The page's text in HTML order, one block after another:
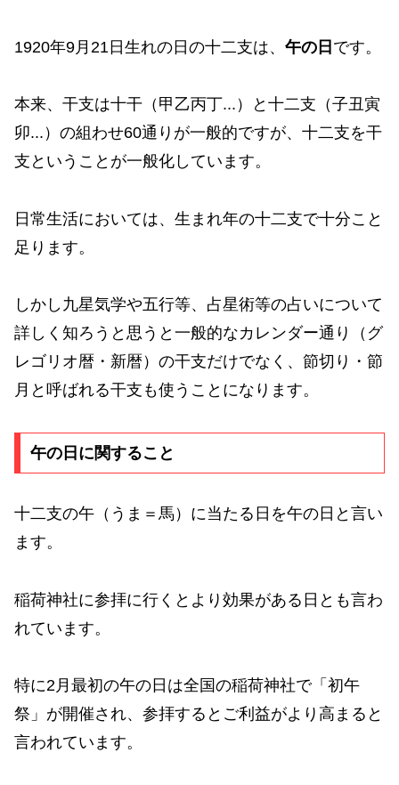
1920年9月21日生れの日の十二支は、 午の日 です。
本来、干支は十干（甲乙丙丁...）と十二支（子丑寅
卯...）の組わせ60通りが一般的ですが、十二支を干
支ということが一般化しています。
日常生活においては、生まれ年の十二支で十分こと
足ります。
しかし九星気学や五行等、占星術等の占いについて
詳しく知ろうと思うと一般的なカレンダー通り（グ
レゴリオ暦・新暦）の干支だけでなく、節切り・節
月と呼ばれる干支も使うことになります。
午の日に関すること
十二支の午（うま＝馬）に当たる日を午の日と言い
ます。
稲荷神社に参拝に行くとより効果がある日とも言わ
れています。
特に2月最初の午の日は全国の稲荷神社で「初午
祭」が開催され、参拝するとご利益がより高まると
言われています。